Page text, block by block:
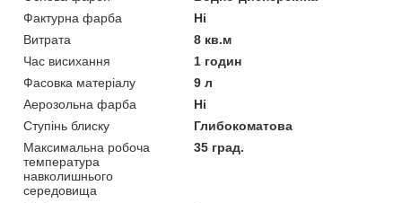
Фактурна фарба
Ні
Витрата
8 кв.м
Час висихання
1 годин
Фасовка матеріалу
9 л
Аерозольна фарба
Ні
Ступінь блиску
Глибокоматова
Максимальна робоча
температура
навколишнього
середовища
35 град.